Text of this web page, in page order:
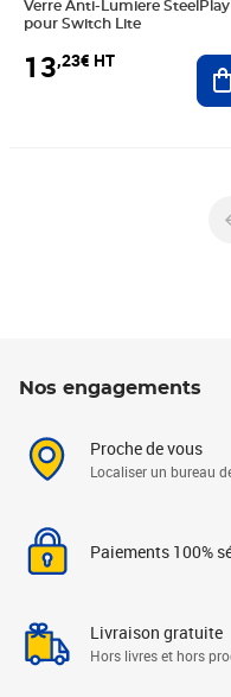
Verre Anti-Lumiere SteelPlay
pour Switch Lite
13,23€ HT
Nos engagements
Proche de vous
Localiser un bureau
Paiements 100%
Livraison gratuite
Hors livres et hors